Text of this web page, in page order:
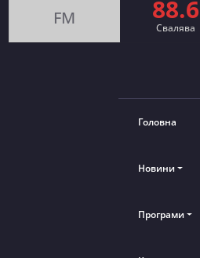
FM 88.6
Cвалява
Головна
Новини
Програми